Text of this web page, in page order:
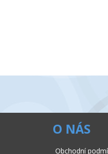
O NÁS
Obchodní